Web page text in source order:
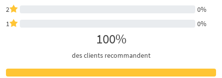
2
0%
1
0%
100%
des clients recommandent